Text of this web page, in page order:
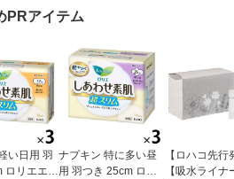
生理用品
PRアイテム
い日用 羽
ロリエエフ
ナプキン 特に多い昼
用 羽つき 25cm ロリ
【ロハコ先行
【吸水ライナ